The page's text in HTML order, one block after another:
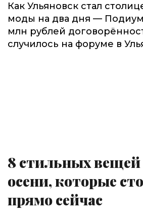
Как Ульяновск стал
моды на два дня —
млн рублей
случилось на форуме в
8 стильных вещей
осени, которые
прямо сейчас